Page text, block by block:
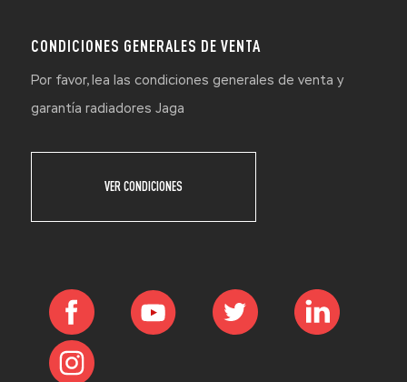
CONDICIONES GENERALES DE VENTA
Por favor, lea las condiciones generales de venta y
garantía radiadores Jaga
VER CONDICIONES